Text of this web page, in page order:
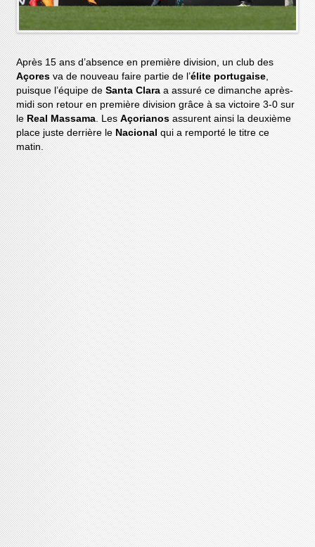
Après 15 ans d’absence en première division, un club des
Açoresva de nouveau faire partie de l’élite portugaise
puisque l’équipe deSanta Clara a assuré ce dimanche après-
midi son retour en première division grâce à sa victoire 3-0 sur
leReal Massama . LesAçorianosassurent ainsi la deuxième
place juste derrière leNacionalqui a remporté le titre ce
matin.